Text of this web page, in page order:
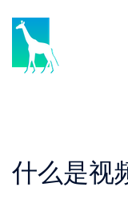
content
什么是视